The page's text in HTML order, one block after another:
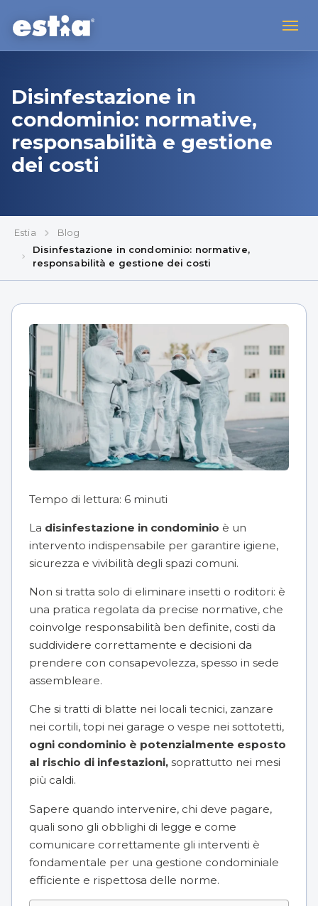
Disinfestazione in
condominio: normative,
responsabilità e gestione
dei costi
Estia
Blog
Disinfestazione in condominio: normative,
responsabilità e gestione dei costi
Tempo di lettura: 6 minuti
La disinfestazione in condominio è un
intervento indispensabile per garantire igiene,
sicurezza e vivibilità degli spazi comuni.
Non si tratta solo di eliminare insetti o roditori: è
una pratica regolata da precise normative, che
coinvolge responsabilità ben definite, costi da
suddividere correttamente e decisioni da
prendere con consapevolezza, spesso in sede
assembleare.
Che si tratti di blatte nei locali tecnici, zanzare
nei cortili, topi nei garage o vespe nei sottotetti,
ogni condominio è potenzialmente esposto
al rischio di infestazioni, soprattutto nei mesi
più caldi.
Sapere quando intervenire, chi deve pagare,
quali sono gli obblighi di legge e come
comunicare correttamente gli interventi è
fondamentale per una gestione condominiale
efficiente e rispettosa delle norme.